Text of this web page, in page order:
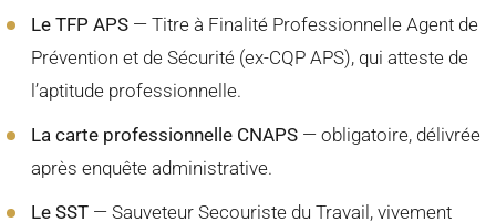
Le TFP APS — Titre à Finalité Professionnelle Agent de
Prévention et de Sécurité (ex-CQP APS), qui atteste de
l’aptitude professionnelle.
La carte professionnelle CNAPS — obligatoire, délivrée
après enquête administrative.
Le SST — Sauveteur Secouriste du Travail, vivement